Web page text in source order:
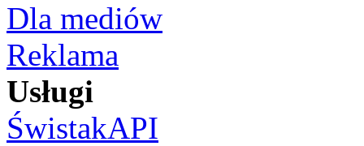
Dla mediów
Reklama
Usługi
ŚwistakAPI